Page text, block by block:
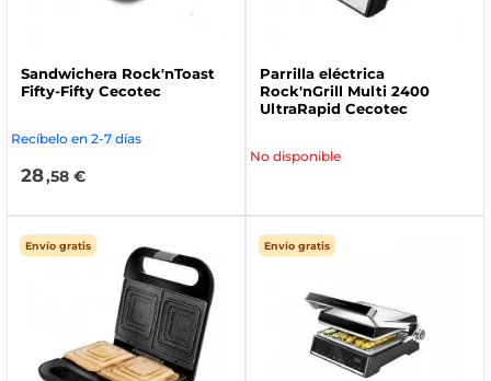
Sandwichera Rock'nToast
Fifty-Fifty Cecotec
Recíbelo en 2-7 días
28,58 €
Parrilla eléctrica
Rock'nGrill Multi 2400
UltraRapid Cecotec
No disponible
Envío gratis Envío gratis